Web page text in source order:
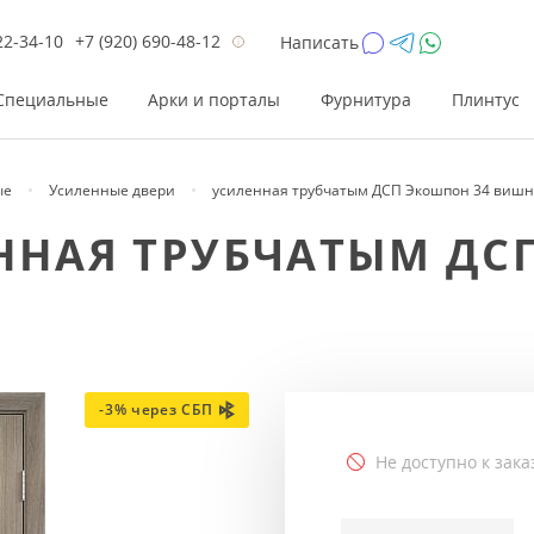
34-10 +7 (920) 690-48-12 Написать
до 26 200Р
до 17 800Р
Арки и порталы Фурнитура Плинтус
Усиленные двери усиленная трубчатым ДСП Экошпон 34
ТРУБЧАТЫМ
-3% через СБП
Не доступно к